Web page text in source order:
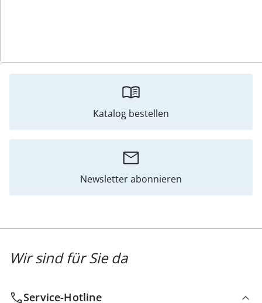
Katalog bestellen
Newsletter abonnieren
Wir sind für Sie da
Service-Hotline